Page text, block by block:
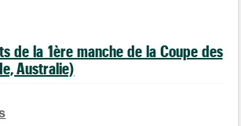
de la 1ère manche de la Coupe des
Australie)